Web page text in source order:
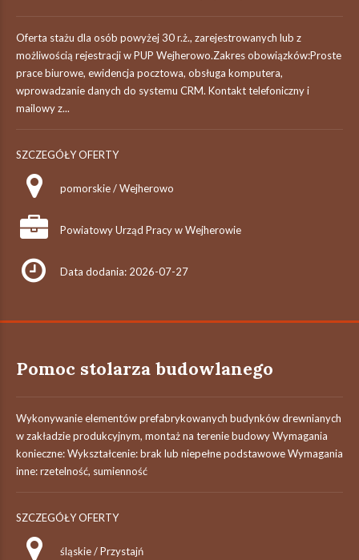
Oferta stażu dla osób powyżej 30 r.ż., zarejestrowanych lub z
możliwością rejestracji w PUP Wejherowo.Zakres obowiązków:Proste
prace biurowe, ewidencja pocztowa, obsługa komputera,
wprowadzanie danych do systemu CRM. Kontakt telefoniczny i
mailowy z...
SZCZEGÓŁY OFERTY
pomorskie / Wejherowo
Powiatowy Urząd Pracy w Wejherowie
Data dodania: 2026-07-27
Pomoc stolarza budowlanego
Wykonywanie elementów prefabrykowanych budynków drewnianych
w zakładzie produkcyjnym, montaż na terenie budowy Wymagania
konieczne: Wykształcenie: brak lub niepełne podstawowe Wymagania
inne: rzetelność, sumienność
SZCZEGÓŁY OFERTY
śląskie / Przystajń